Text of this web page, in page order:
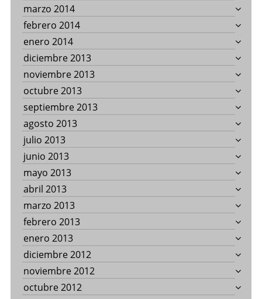
marzo 2014
febrero 2014
enero 2014
diciembre 2013
noviembre 2013
octubre 2013
septiembre 2013
agosto 2013
julio 2013
junio 2013
mayo 2013
abril 2013
marzo 2013
febrero 2013
enero 2013
diciembre 2012
noviembre 2012
octubre 2012